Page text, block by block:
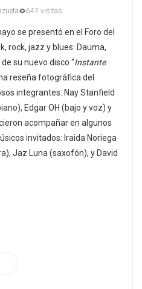
647 visitas
se presentó en el Foro del
rock, jazz y blues: Dauma,
su nuevo disco “Instante
reseña fotográfica del
integrantes: Nay Stanfield
Edgar OH (bajo y voz) y
acompañar en algunos
invitados: Iraida Noriega
Jaz Luna (saxofón), y David